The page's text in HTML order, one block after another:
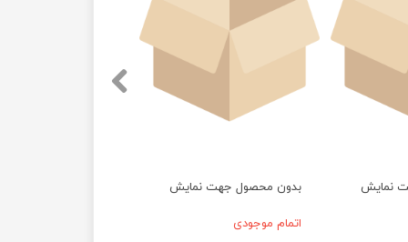
بدون محصول جهت نمایش
اتمام موجودی
نمایش